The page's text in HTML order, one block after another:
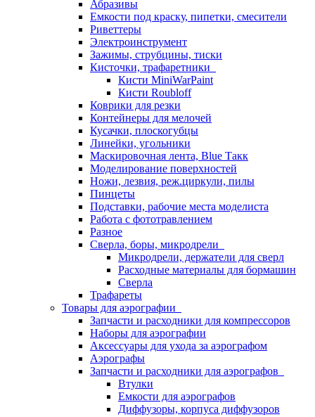
Абразивы
Емкости под краску, пипетки, смесители
Риветтеры
Электроинструмент
Зажимы, струбцины, тиски
Кисточки, трафаретники
Кисти MiniWarPaint
Кисти Roubloff
Коврики для резки
Контейнеры для мелочей
Кусачки, плоскогубцы
Линейки, угольники
Маскировочная лента, Blue Такк
Моделирование поверхностей
Ножи, лезвия, реж.циркули, пилы
Пинцеты
Подставки, рабочие места моделиста
Работа с фототравлением
Разное
Сверла, боры, микродрели
Микродрели, держатели для сверл
Расходные материалы для бормашин
Сверла
Трафареты
Товары для аэрографии
Запчасти и расходники для компрессоров
Наборы для аэрографии
Аксессуары для ухода за аэрографом
Аэрографы
Запчасти и расходники для аэрографов
Втулки
Емкости для аэрографов
Диффузоры, корпуса диффузоров